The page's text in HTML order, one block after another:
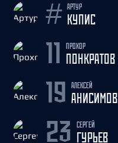
# АРТУР
КУПИС
ПРОХОР
ПОНКРАТОВ
19 АЛЕКСЕЙ
АНИСИМОВ
23 СЕРГЕЙ
ГУРЬЕВ